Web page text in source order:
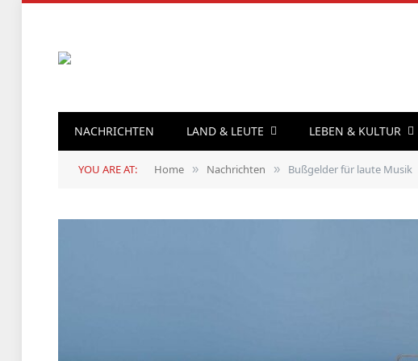
NACHRICHTEN LAND & LEUTE LEBEN & KULTUR
YOU ARE AT: Home » Nachrichten » Bußgelder für laute Musik